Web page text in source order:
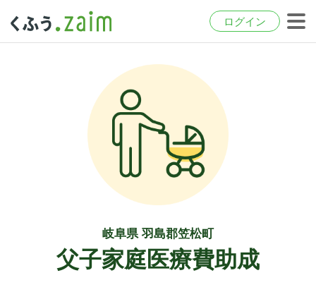
ログイン
岐阜県 羽島郡笠松町
父子家庭医療費助成